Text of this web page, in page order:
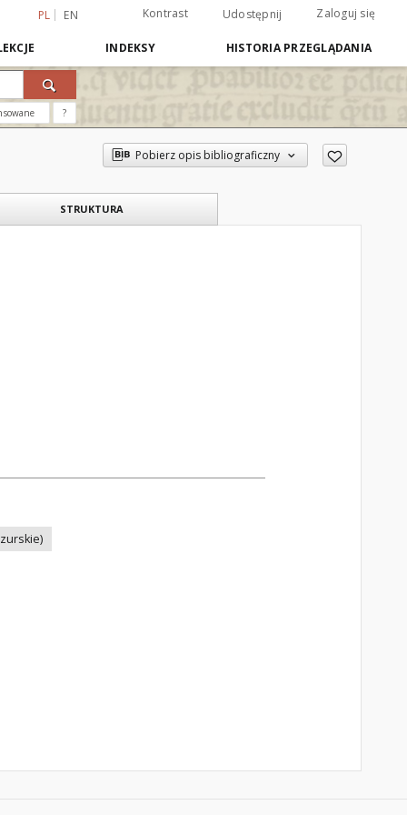
PL EN Kontrast Udostępnij Zaloguj się
INDEKSY HISTORIA PRZEGLĄDANIA
?
Pobierz opis bibliograficzny
STRUKTURA